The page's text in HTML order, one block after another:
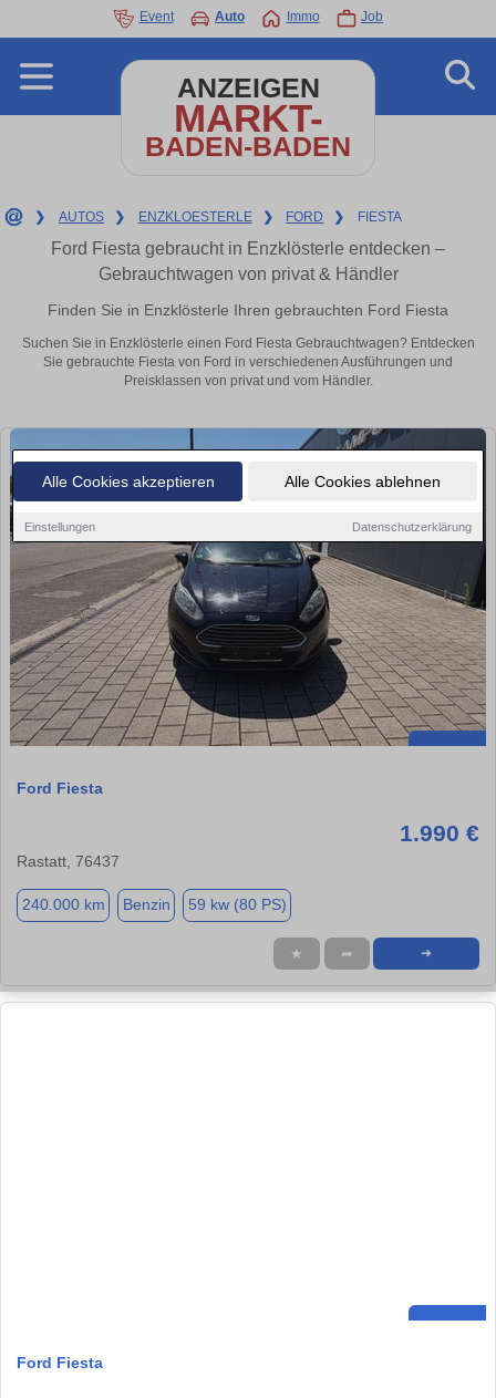
Alle Cookies akzeptieren Alle Cookies ablehnen
Einstellungen Datenschutzerklärung
Event Auto Immo Job
ANZEIGEN
MARKT-
BADEN-BADEN
❯ AUTOS ❯ ENZKLOESTERLE ❯ FORD ❯ FIESTA
Ford Fiesta gebraucht in Enzklösterle entdecken –
Gebrauchtwagen von privat & Händler
Finden Sie in Enzklösterle Ihren gebrauchten Ford Fiesta
Suchen Sie in Enzklösterle einen Ford Fiesta Gebrauchtwagen? Entdecken
Sie gebrauchte Fiesta von Ford in verschiedenen Ausführungen und
Preisklassen von privat und vom Händler.
Ford Fiesta
1.990 €
Rastatt, 76437
240.000 km Benzin 59 kw (80 PS)
★ ➦ ➜
Ford Fiesta